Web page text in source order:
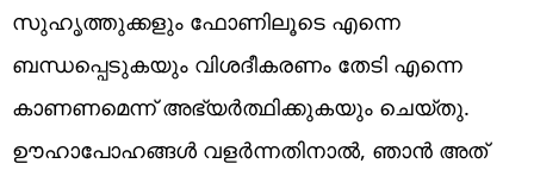
സുഹൃത്തുക്കളും ഫോണിലൂടെ എന്നെ
ബന്ധപ്പെടുകയും വിശദീകരണം തേടി എന്നെ
കാണണമെന്ന് അഭ്യർത്ഥിക്കുകയും ചെയ്തു.
ഊഹാപോഹങ്ങൾ വളർന്നതിനാൽ, ഞാൻ അത്